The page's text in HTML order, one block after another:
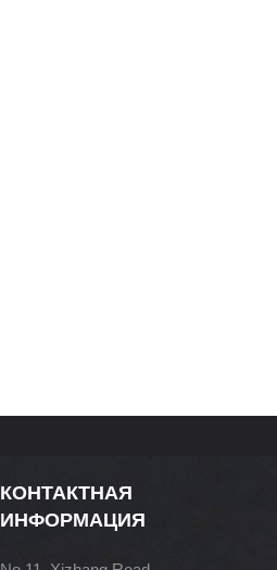
КОНТАКТНАЯ
ИНФОРМАЦИЯ